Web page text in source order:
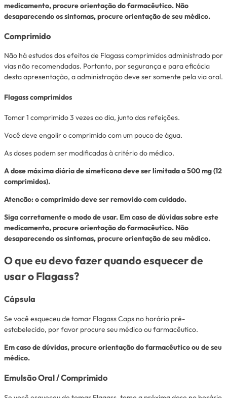
medicamento, procure orientação do farmacêutico. Não
desaparecendo os sintomas, procure orientação de seu médico.
Comprimido
Não há estudos dos efeitos de Flagass comprimidos administrado por
vias não recomendadas. Portanto, por segurança e para eficácia
desta apresentação, a administração deve ser somente pela via oral.
Flagass comprimidos
Tomar 1 comprimido 3 vezes ao dia, junto das refeições.
Você deve engolir o comprimido com um pouco de água.
As doses podem ser modificadas à critério do médico.
A dose máxima diária de simeticona deve ser limitada a 500 mg (12
comprimidos).
Atencão: o comprimido deve ser removido com cuidado.
Siga corretamente o modo de usar. Em caso de dúvidas sobre este
medicamento, procure orientação do farmacêutico. Não
desaparecendo os sintomas, procure orientação de seu médico.
O que eu devo fazer quando esquecer de
usar o Flagass?
Cápsula
Se você esqueceu de tomar Flagass Caps no horário pré-
estabelecido, por favor procure seu médico ou farmacêutico.
Em caso de dúvidas, procure orientação do farmacêutico ou de seu
médico.
Emulsão Oral / Comprimido